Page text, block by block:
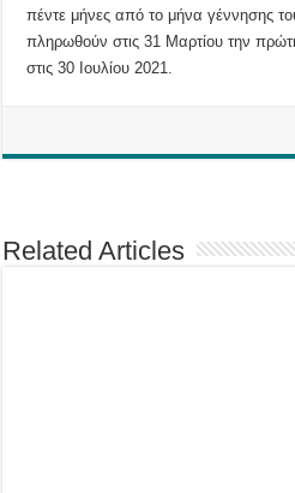
πέντε μήνες από το μήνα γέννησης
πληρωθούν στις 31 Μαρτίου την
στις 30 Ιουλίου 2021.
Related Articles